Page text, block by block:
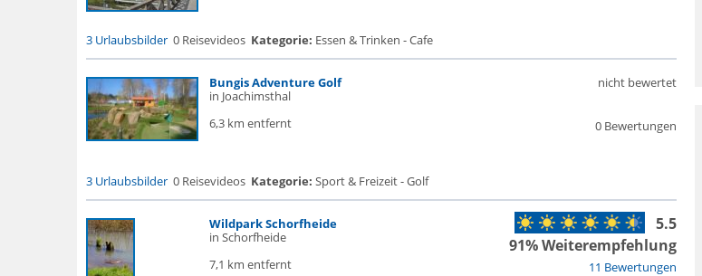
3 Urlaubsbilder 0 Reisevideos Kategorie: Essen & Trinken - Cafe
Bungis Adventure Golf
in Joachimsthal
6,3 km entfernt
0 Bewertungen
nicht bewertet
3 Urlaubsbilder 0 Reisevideos Kategorie: Sport & Freizeit - Golf
Wildpark Schorfheide
in Schorfheide
7,1 km entfernt
11 Bewertungen
5.5
91% Weiterempfehlung